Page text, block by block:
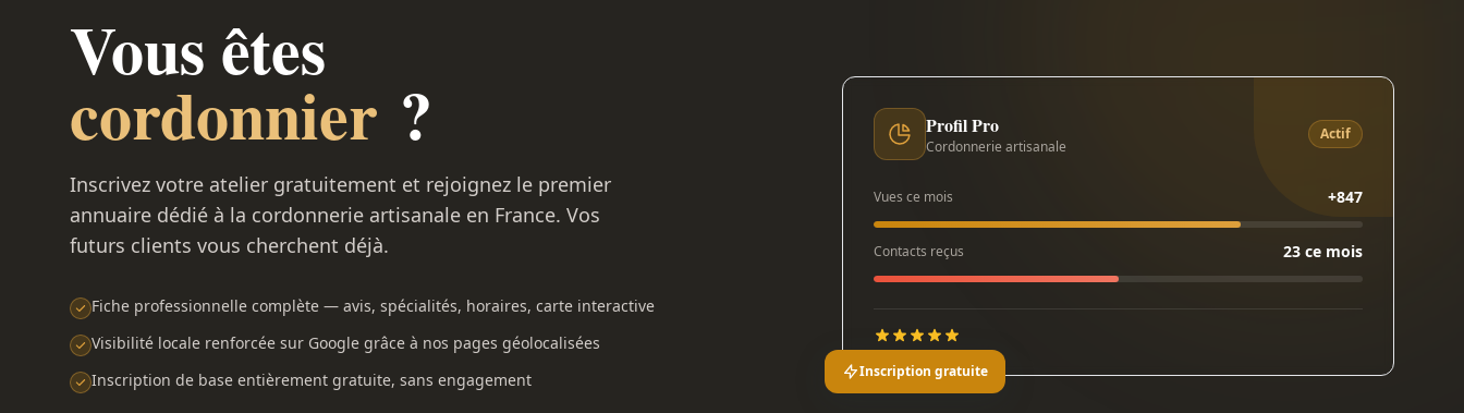
Vous êtes
cordonnier ?
Inscrivez votre atelier gratuitement et rejoignez le premier
annuaire dédié à la cordonnerie artisanale en France. Vos
futurs clients vous cherchent déjà.
Fiche professionnelle complète — avis, spécialités, horaires, carte interactive
Visibilité locale renforcée sur Google grâce à nos pages géolocalisées
Inscription de base entièrement gratuite, sans engagement
Profil Pro
Cordonnerie artisanale
Actif
Vues ce mois +847
Contacts reçus 23 ce mois
Inscription gratuite